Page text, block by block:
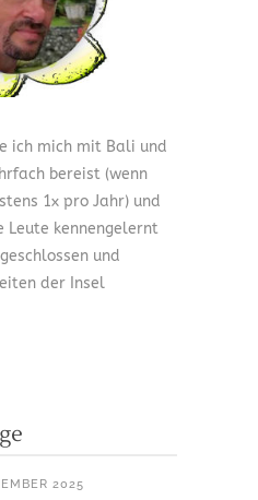
ich mich mit Bali und
bereist (wenn
1x pro Jahr) und
Leute kennengelernt
und
der Insel
2025